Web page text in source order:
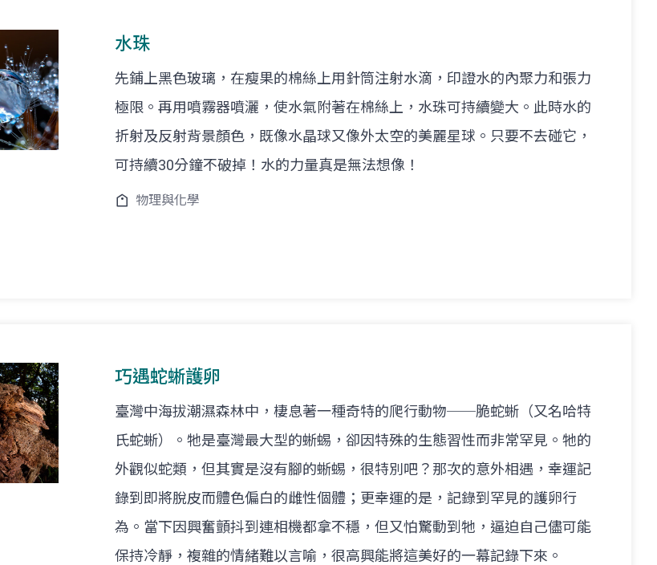
水珠
先鋪上黑色玻璃，在瘦果的棉絲上用針筒注射水滴，印證水的內聚力和張力
極限。再用噴霧器噴灑，使水氣附著在棉絲上，水珠可持續變大。此時水的
折射及反射背景顏色，既像水晶球又像外太空的美麗星球。只要不去碰它，
可持續30分鐘不破掉！水的力量真是無法想像！
物理與化學
巧遇蛇蜥護卵
臺灣中海拔潮濕森林中，棲息著一種奇特的爬行動物──脆蛇蜥（又名哈特
氏蛇蜥）。牠是臺灣最大型的蜥蜴，卻因特殊的生態習性而非常罕見。牠的
外觀似蛇類，但其實是沒有腳的蜥蜴，很特別吧？那次的意外相遇，幸運記
錄到即將脫皮而體色偏白的雌性個體；更幸運的是，記錄到罕見的護卵行
為。當下因興奮顫抖到連相機都拿不穩，但又怕驚動到牠，逼迫自己儘可能
保持冷靜，複雜的情緒難以言喻，很高興能將這美好的一幕記錄下來。